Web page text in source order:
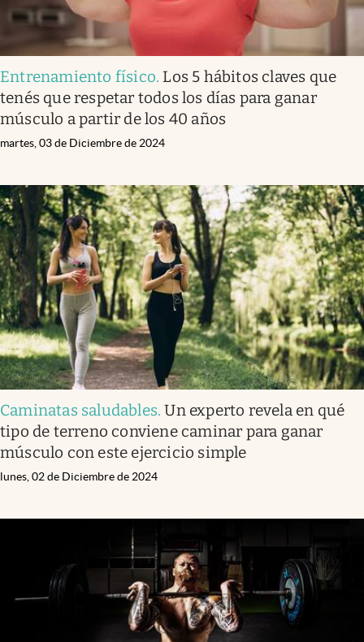
Entrenamiento físico. Los 5 hábitos claves que
tenés que respetar todos los días para ganar
músculo a partir de los 40 años
martes, 03 de Diciembre de 2024
Caminatas saludables.Un experto revela en qué
tipo de terreno conviene caminar para ganar
músculo con este ejercicio simple
lunes, 02 de Diciembre de 2024